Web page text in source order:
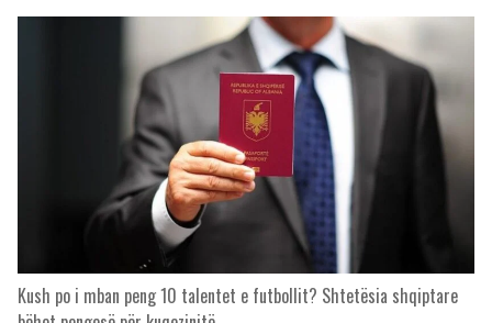
Kush po i mban peng 10 talentet e futbollit? Shtetësia shqiptare